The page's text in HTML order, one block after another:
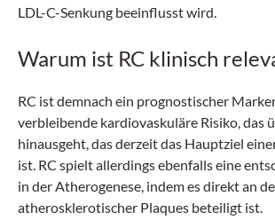
LDL-C-Senkung beeinflusst wird.
Warum ist RC klinisch
RC ist demnach ein prognostischer
verbleibende kardiovaskuläre Risiko, das
hinausgeht, das derzeit das Hauptziel
ist. RC spielt allerdings ebenfalls eine
in der Atherogenese, indem es direkt an
atherosklerotischer Plaques beteiligt ist.